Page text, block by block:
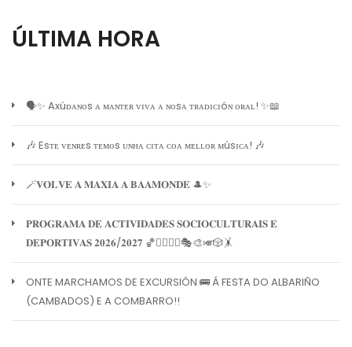
ÚLTIMA HORA
🗣️✨ Axúᴅᴀɴᴏs ᴀ ᴍᴀɴᴛᴇʀ ᴠɪᴠᴀ ᴀ ɴᴏsᴀ ᴛʀᴀᴅɪᴄɪóɴ ᴏʀᴀʟ! ✨📖
🎶 Esᴛᴇ ᴠᴇɴʀᴇs ᴛᴇᴍᴏs ᴜɴʜᴀ ᴄɪᴛᴀ ᴄᴏᴀ ᴍᴇʟʟᴏʀ ᴍúsɪᴄᴀ! 🎶
🪄𝐕𝐎𝐋𝐕𝐄 𝐀 𝐌𝐀𝐗𝐈𝐀 𝐀 𝐁𝐀𝐀𝐌𝐎𝐍𝐃𝐄 🎩✨
𝐏𝐑𝐎𝐆𝐑𝐀𝐌𝐀 𝐃𝐄 𝐀𝐂𝐓𝐈𝐕𝐈𝐃𝐀𝐃𝐄𝐒 𝐒𝐎𝐂𝐈𝐎𝐂𝐔𝐋𝐓𝐔𝐑𝐀𝐈𝐒 𝐄
𝐃𝐄𝐏𝐎𝐑𝐓𝐈𝐕𝐀𝐒 𝟐𝟎𝟐𝟔/𝟐𝟎𝟐𝟕 🏀🏊‍♀️🧘‍♀️🎭🎨🎺🎲🤸
ONTE MARCHAMOS DE EXCURSIÓN 🚌 Á FESTA DO ALBARIÑO
(CAMBADOS) E A COMBARRO!!